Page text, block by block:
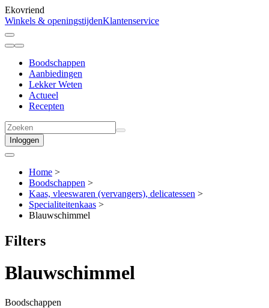
Ekovriend
Winkels & openingstijdenKlantenservice
Boodschappen
Aanbiedingen
Lekker Weten
Actueel
Recepten
Inloggen
Home >
Boodschappen >
Kaas, vleeswaren (vervangers), delicatessen >
Specialiteitenkaas >
Blauwschimmel
Filters
Blauwschimmel
Boodschappen